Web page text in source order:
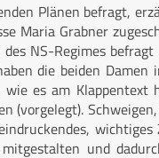
Plänen befragt,
Maria Grabner
NS-Regimes
die beiden Damen
es am Klappentext
(vorgelegt).
und